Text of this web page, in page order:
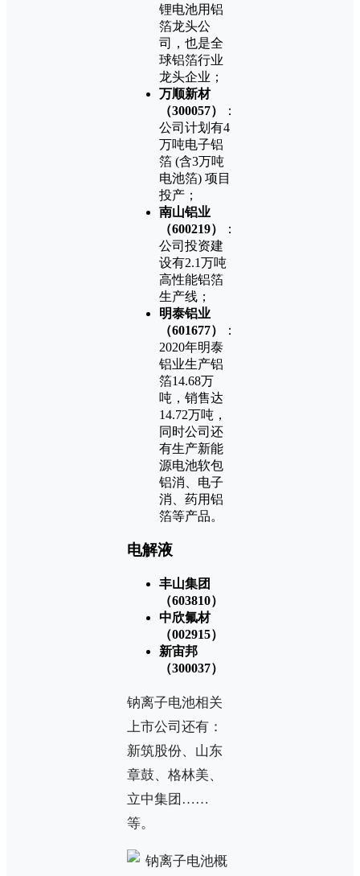
锂电池用铝
箔龙头公
司，也是全
球铝箔行业
龙头企业；
万顺新材
（300057）
：
公司计划有4
万吨电子铝
箔 (含3万吨
电池箔) 项目
投产；
南山铝业
（600219）
：
公司投资建
设有2.1万吨
高性能铝箔
生产线；
明泰铝业
（601677）
：
2020年明泰
铝业生产铝
箔14.68万
吨，销售达
14.72万吨，
同时公司还
有生产新能
源电池软包
铝消、电子
消、药用铝
箔等产品。
电解液
丰山集团
（603810）
中欣氟材
（002915）
新宙邦
（300037）
钠离子电池相关
上市公司还有：
新筑股份、山东
章鼓、格林美、
立中集团……
等。